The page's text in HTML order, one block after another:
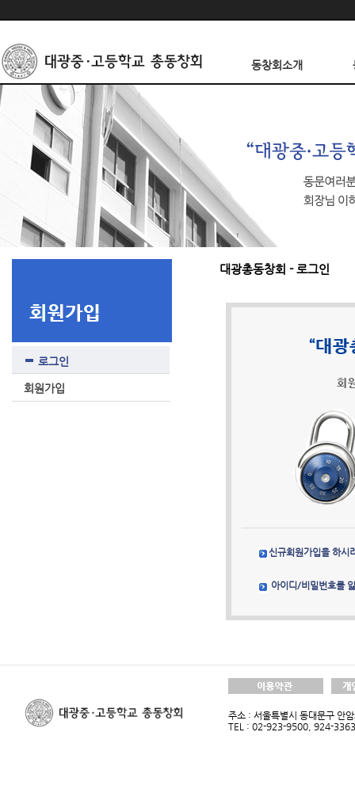
동창회소개
로그인
회원가입
대광총동창회 - 로그인
신규회원가입을 하시
아이디/비밀번호를
주소 : 서울특별시 동대문구
TEL : 02-923-9500, 924-